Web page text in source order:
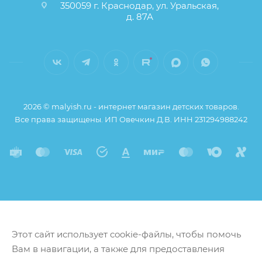
350059 г. Краснодар, ул. Уральская,
д. 87А
2026 © malyish.ru - интернет магазин детских товаров.
Все права защищены. ИП Овечкин Д.В. ИНН 231294988242
Этот сайт использует cookie-файлы, чтобы помочь
Вам в навигации, а также для предоставления